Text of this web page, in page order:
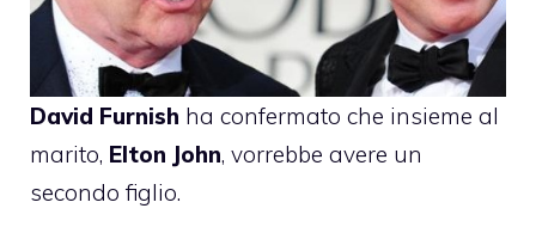
David Furnish ha confermato che insieme al
marito, Elton John, vorrebbe avere un
secondo figlio.